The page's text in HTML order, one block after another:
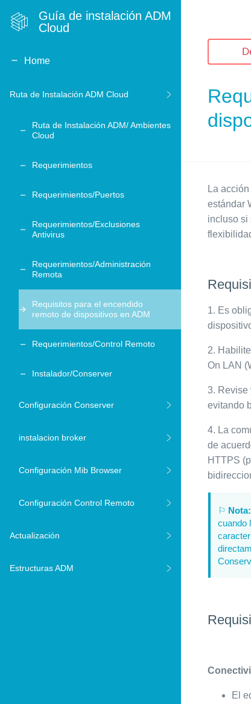
Guía de instalación ADM
Cloud
Home
Ruta de Instalación ADM Cloud
Ruta de Instalación ADM/ Ambientes
Cloud
Requerimientos
Requerimientos/Puertos
Requerimientos/Exclusiones
Antivirus
Requerimientos/Administración
Remota
Requisitos para el encendido
remoto de dispositivos en ADM
Requerimientos/Control Remoto
Instalador/Conserver
Configuración Conserver
instalacion broker
Configuración Mib Browser
Configuración Control Remoto
Actualización
Estructuras ADM
La
estándar
incluso si
1. Es
2.
On LAN
3. Revise
evitando
4. La
de
HTTPS
⚐ Nota:
cuando
El